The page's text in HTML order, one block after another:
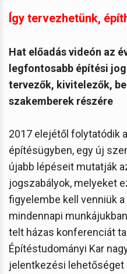
Így tervezhetünk,
Hat előadás videón az
legfontosabb építési
tervezők, kivitelezők,
szakemberek részére
2017 elejétől folytatódik
építésügyben, egy új
újabb lépéseit mutatják
jogszabályok, melyeket
figyelembe kell venniük
mindennapi
telt házas konferenciát
Építéstudományi Kar
jelentkezési lehetőséget